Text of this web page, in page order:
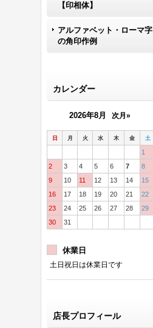
【印相体】
アルファベット・ローマ字
の角印作例
カレンダー
2026年8月 次月»
日 月 火 水 木 金 土
1
2
3 4 5 6 7
8
9
10 11 12 13 14
15
16
17 18 19 20 21
22
23
24 25 26 27 28
29
30
31
休業日
土日祝日は休業日です
店長プロフィール